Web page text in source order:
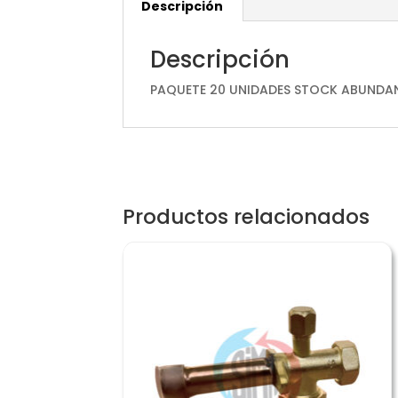
Descripción
Descripción
PAQUETE 20 UNIDADES STOCK
Productos relacionados